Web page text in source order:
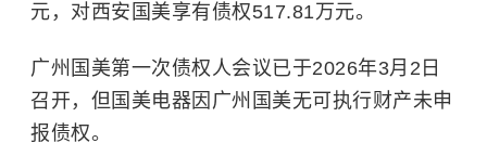
元，对西安国美享有债权517.81万元。
广州国美第一次债权人会议已于2026年3月2日
召开，但国美电器因广州国美无可执行财产未申
报债权。